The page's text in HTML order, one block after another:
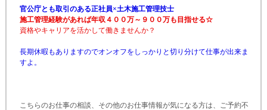
官公庁とも取引のある正社員×土木施工管理技士
施工管理経験があれば年収４００万～９００万も目指せる☆
資格やキャリアを活かして働きませんか？
長期休暇もありますのでオンオフをしっかりと切り分けて仕事が出来ま
すよ。
こちらのお仕事の相談、その他のお仕事情報が気になる方は、ご予約不